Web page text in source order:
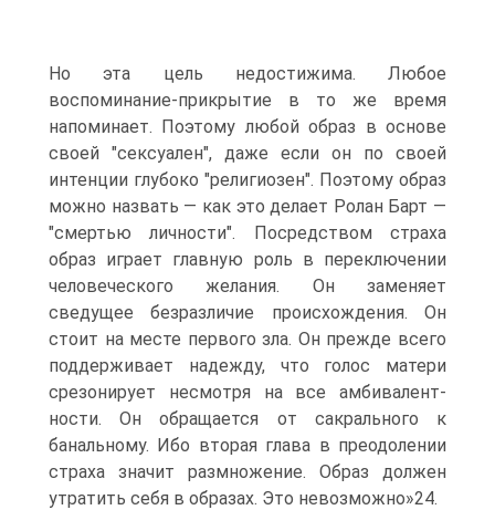
Но эта цель недостижима. Любое
воспоминание-прикрытие в то же время
напоминает. Поэтому любой образ в основе
своей "сексуа­лен", даже если он по своей
интенции глубоко "религиозен". Поэтому образ
можно назвать — как это делает Ролан Барт —
"смертью лично­сти". Посредством страха
образ играет главную роль в переключении
человеческого желания. Он заменяет
сведущее безразличие происхож­дения. Он
стоит на месте первого зла. Он прежде всего
поддерживает надежду, что голос матери
срезонирует несмотря на все амбивалент­
ности. Он обращается от сакрального к
банальному. Ибо вторая глава в преодолении
страха значит размножение. Образ должен
утратить себя в образах. Это невозможно»24.